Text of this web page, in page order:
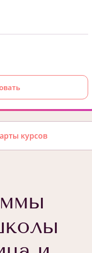
курсов